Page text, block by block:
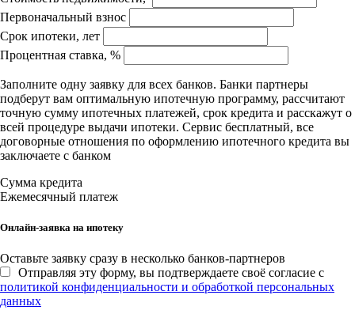
Первоначальный взнос
Срок ипотеки, лет
Процентная ставка, %
Заполните одну заявку для всех банков. Банки партнеры
подберут вам оптимальную ипотечную программу, рассчитают
точную сумму ипотечных платежей, срок кредита и расскажут о
всей процедуре выдачи ипотеки. Сервис бесплатный, все
договорные отношения по оформлению ипотечного кредита вы
заключаете с банком
Сумма кредита
Ежемесячный платеж
Онлайн-заявка на ипотеку
Оставьте заявку сразу в несколько банков-партнеров
Отправляя эту форму, вы подтверждаете своё согласие с
политикой конфиденциальности и обработкой персональных
данных